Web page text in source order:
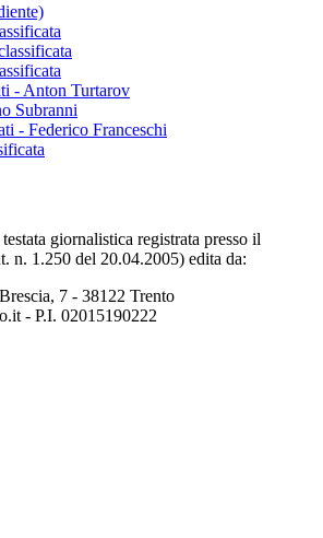
- Anton Turtarov
Subranni
- Federico Franceschi
giornalistica registrata presso il
n. 1.250 del 20.04.2005) edita da:
7 - 38122 Trento
- P.I. 02015190222